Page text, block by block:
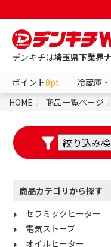
デンキチは埼玉県下業界
ポイント0pt 冷蔵庫
HOME
商品一覧ページ
商品カテゴリから探す
セラミックヒーター
電気ストーブ
オイルヒーター